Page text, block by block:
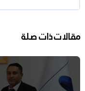
مقالات ذات صلة